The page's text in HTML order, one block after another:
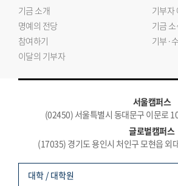
기금 소개
기부자
명예의 전당
기금 소
참여하기
기부·
이달의 기부자
서울캠퍼스
(02450) 서울특별시 동대문구 이문로
글로벌캠퍼스
(17035) 경기도 용인시 처인구 모현읍
대학 / 대학원